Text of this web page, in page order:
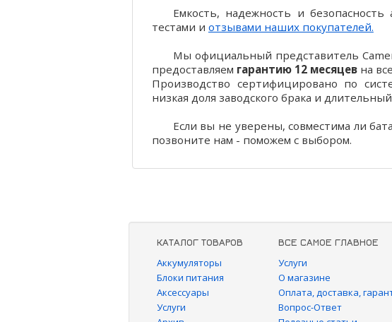
Емкость, надежность и
тестами и отзывами наших покупателей.
Мы официальный представитель
предоставляем гарантию 12 месяцевна
Производство сертифицировано по
низкая доля заводского брака и
Если вы не уверены, совместима ли
позвоните нам - поможем с выбором.
КАТАЛОГ ТОВАРОВ
Аккумуляторы
Блоки питания
Аксессуары
Услуги
ВСЕ САМОЕ ГЛАВНОЕ
Услуги
О магазине
Оплата, доставка,
Вопрос-Ответ